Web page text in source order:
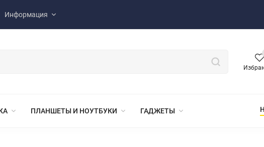
Информация
ПЛАНШЕТЫ И НОУТБУКИ ГАДЖЕТЫ